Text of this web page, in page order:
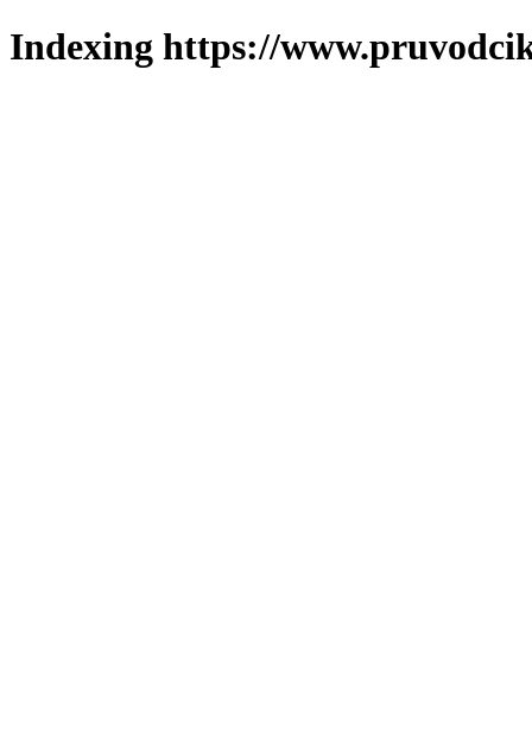
Indexing https://